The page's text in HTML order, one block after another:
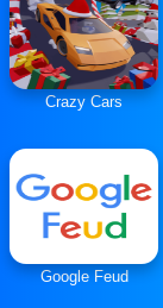
Crazy Cars
Google Feud